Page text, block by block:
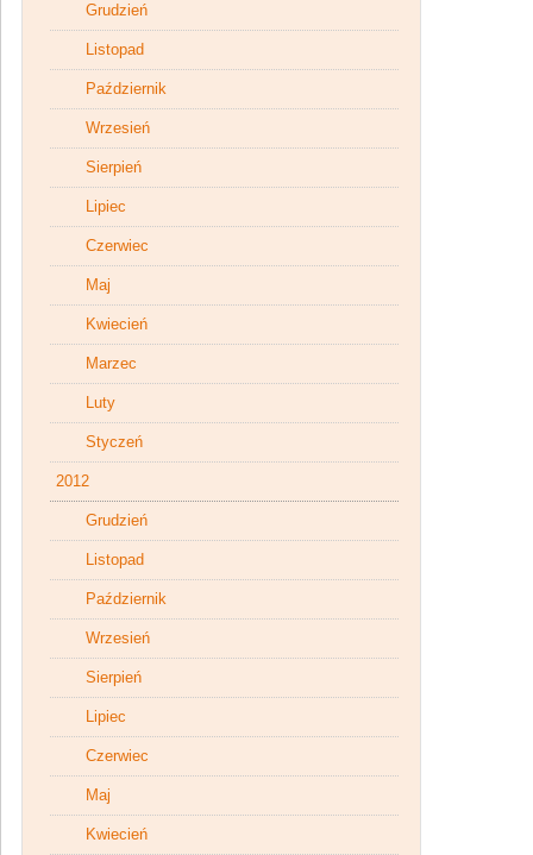
Grudzień
Listopad
Październik
Wrzesień
Sierpień
Lipiec
Czerwiec
Maj
Kwiecień
Marzec
Luty
Styczeń
2012
Grudzień
Listopad
Październik
Wrzesień
Sierpień
Lipiec
Czerwiec
Maj
Kwiecień